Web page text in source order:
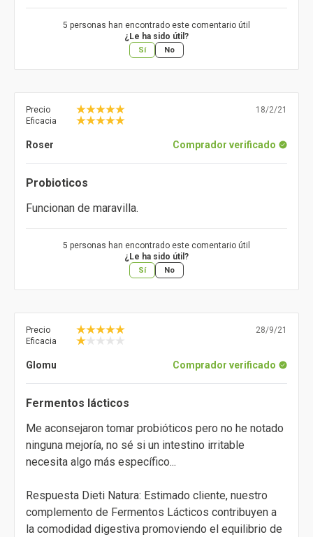
5 personas han encontrado este comentario útil
¿Le ha sido útil?
Sí No
Precio
Eficacia
18/2/21
Roser Comprador verificado
Probioticos
Funcionan de maravilla.
5 personas han encontrado este comentario útil
¿Le ha sido útil?
Sí No
Precio
Eficacia
28/9/21
Glomu Comprador verificado
Fermentos lácticos
Me aconsejaron tomar probióticos pero no he notado
ninguna mejoría, no sé si un intestino irritable
necesita algo más específico...
Respuesta Dieti Natura: Estimado cliente, nuestro
complemento de Fermentos Lácticos contribuyen a
la comodidad digestiva promoviendo el equilibrio de